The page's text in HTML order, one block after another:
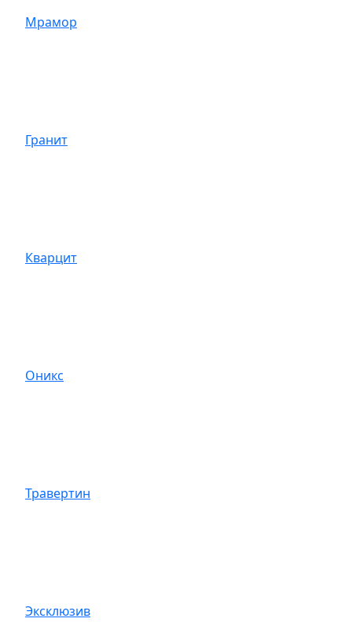
Мрамор
Гранит
Кварцит
Оникс
Травертин
Эксклюзив